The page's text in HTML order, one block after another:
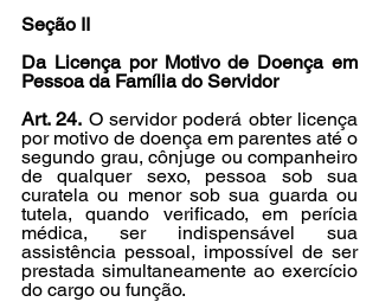
Seção II
Da Licença por Motivo de Doença em
Pessoa da Família do Servidor
Art. 24. O servidor poderá obter licença
por motivo de doença em parentes até o
segundo grau, cônjuge ou companheiro
de qualquer sexo, pessoa sob sua
curatela ou menor sob sua guarda ou
tutela, quando verificado, em perícia
médica, ser indispensável sua
assistência pessoal, impossível de ser
prestada simultaneamente ao exercício
do cargo ou função.